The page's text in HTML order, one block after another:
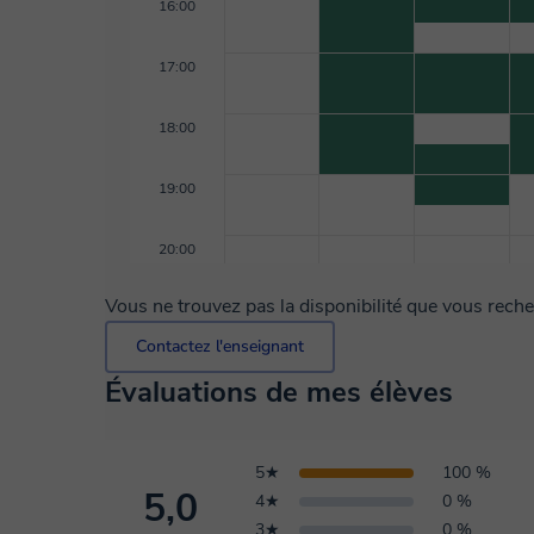
16:00
17:00
18:00
19:00
20:00
Vous ne trouvez pas la disponibilité que vous
Contactez l'enseignant
Évaluations de mes élèves
5,0
5★
100 %
4★
0 %